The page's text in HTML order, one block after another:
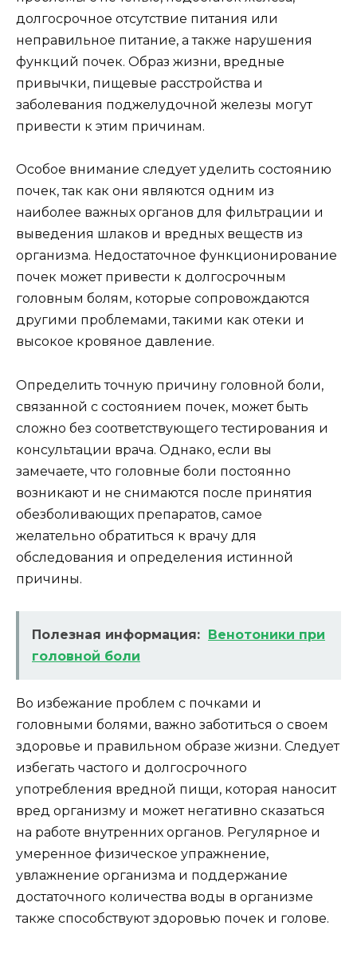
долгосрочное отсутствие питания или
неправильное питание, а также нарушения
функций почек. Образ жизни, вредные
привычки, пищевые расстройства и
заболевания поджелудочной железы могут
привести к этим причинам.
Особое внимание следует уделить состоянию
почек, так как они являются одним из
наиболее важных органов для фильтрации и
выведения шлаков и вредных веществ из
организма. Недостаточное функционирование
почек может привести к долгосрочным
головным болям, которые сопровождаются
другими проблемами, такими как отеки и
высокое кровяное давление.
Определить точную причину головной боли,
связанной с состоянием почек, может быть
сложно без соответствующего тестирования и
консультации врача. Однако, если вы
замечаете, что головные боли постоянно
возникают и не снимаются после принятия
обезболивающих препаратов, самое
желательно обратиться к врачу для
обследования и определения истинной
причины.
Полезная информация: Венотоники при
головной боли
Во избежание проблем с почками и
головными болями, важно заботиться о своем
здоровье и правильном образе жизни. Следует
избегать частого и долгосрочного
употребления вредной пищи, которая наносит
вред организму и может негативно сказаться
на работе внутренних органов. Регулярное и
умеренное физическое упражнение,
увлажнение организма и поддержание
достаточного количества воды в организме
также способствуют здоровью почек и голове.